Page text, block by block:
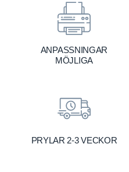
ANPASSNINGAR
MÖJLIGA
PRYLAR 2-3 VECKOR